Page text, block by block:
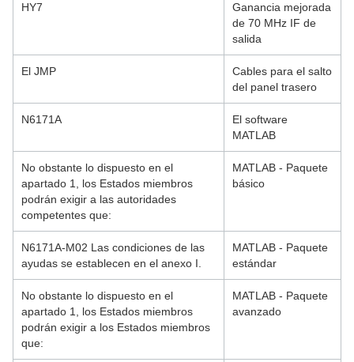
HY7
Ganancia mejorada
de 70 MHz IF de
salida
El JMP
Cables para el salto
del panel trasero
N6171A
El software
MATLAB
No obstante lo dispuesto en el
apartado 1, los Estados miembros
podrán exigir a las autoridades
competentes que:
MATLAB - Paquete
básico
N6171A-M02 Las condiciones de las
ayudas se establecen en el anexo I.
MATLAB - Paquete
estándar
No obstante lo dispuesto en el
apartado 1, los Estados miembros
podrán exigir a los Estados miembros
que:
MATLAB - Paquete
avanzado